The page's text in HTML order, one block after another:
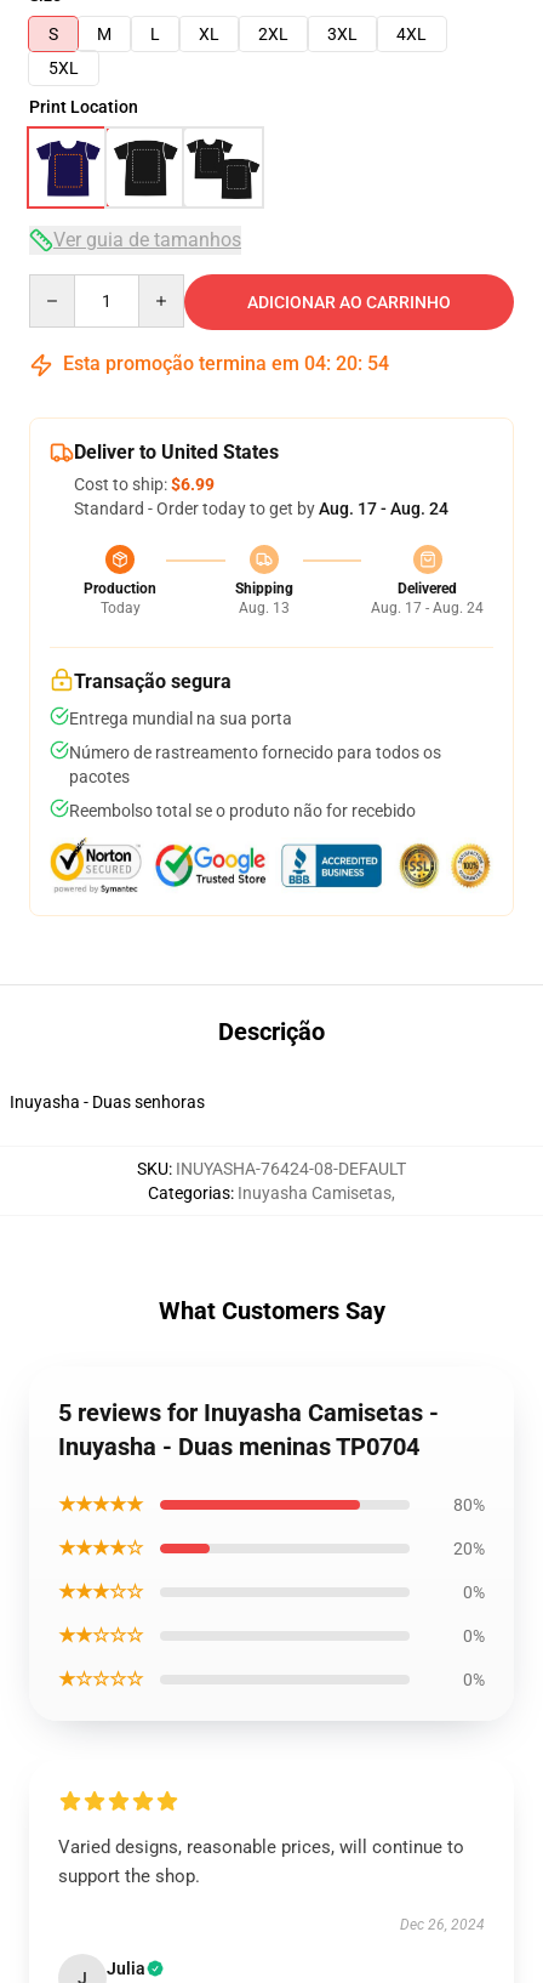
S
M L XL 2XL 3XL
4XL
5XL
Print Location
Ver guia de tamanhos
ADICIONAR AO CARRINHO
Esta promoção termina em 04: 20: 53
Deliver to United States
Cost to ship:$6.99
Standard - Order today to get byAug. 17 - Aug. 24
Production
Today
Shipping
Aug. 13
Delivered
Aug. 17 - Aug. 24
Transação segura
Entrega mundial na sua porta
Número de rastreamento fornecido para todos os
pacotes
Reembolso total se o produto não for recebido
Descrição
Inuyasha - Duas senhoras
SKU: INUYASHA-76424-08-DEFAULT
Categorias: Inuyasha Camisetas,
What Customers Say
5 reviews for Inuyasha Camisetas -
Inuyasha - Duas meninas TP0704
★★★★★ 80%
★★★★☆ 20%
★★★☆☆ 0%
★★☆☆☆ 0%
★☆☆☆☆ 0%
Varied designs, reasonable prices, will continue to
support the shop.
Dec 26, 2024
J Julia